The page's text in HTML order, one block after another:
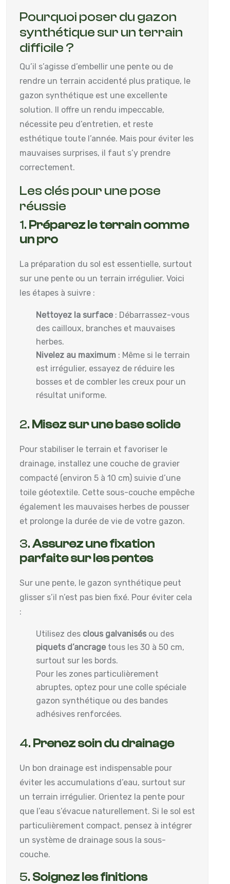
Pourquoi poser du gazon
synthétique sur un terrain
difficile ?
Qu’il s’agisse d’embellir une pente ou de
rendre un terrain accidenté plus pratique, le
gazon synthétique est une excellente
solution. Il offre un rendu impeccable,
nécessite peu d’entretien, et reste
esthétique toute l’année. Mais pour éviter les
mauvaises surprises, il faut s’y prendre
correctement.
Les clés pour une pose
réussie
1. Préparez le terrain comme
un pro
La préparation du sol est essentielle, surtout
sur une pente ou un terrain irrégulier. Voici
les étapes à suivre :
Nettoyez la surface : Débarrassez-vous
des cailloux, branches et mauvaises
herbes.
Nivelez au maximum : Même si le terrain
est irrégulier, essayez de réduire les
bosses et de combler les creux pour un
résultat uniforme.
2. Misez sur une base solide
Pour stabiliser le terrain et favoriser le
drainage, installez une couche de gravier
compacté (environ 5 à 10 cm) suivie d’une
toile géotextile. Cette sous-couche empêche
également les mauvaises herbes de pousser
et prolonge la durée de vie de votre gazon.
3.Assurez une fixation
parfaite sur les pentes
Sur une pente, le gazon synthétique peut
glisser s’il n’est pas bien fixé. Pour éviter cela
:
Utilisez des clous galvanisés ou des
piquets d’ancrage tous les 30 à 50 cm,
surtout sur les bords.
Pour les zones particulièrement
abruptes, optez pour une colle spéciale
gazon synthétique ou des bandes
adhésives renforcées.
4. Prenez soin du drainage
Un bon drainage est indispensable pour
éviter les accumulations d’eau, surtout sur
un terrain irrégulier. Orientez la pente pour
que l’eau s’évacue naturellement. Si le sol est
particulièrement compact, pensez à intégrer
un système de drainage sous la sous-
couche.
5. Soignez les finitions